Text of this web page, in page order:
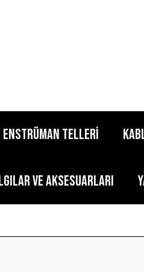
ENSTRÜMAN TELLERİ
VE AKSESUARLARI